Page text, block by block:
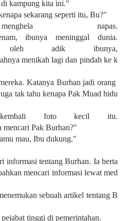
di kampung kita ini."
sekarang seperti itu, Bu?"
menghela napas.
,ibunyameninggal dunia.
oleh adik ibunya,
menikah lagi dan pindah ke k
.Katanya Burhanjadi orang
tak tahu kenapa Pak Muad hidu
kembali foto kecil itu.
mencari Pak Burhan?"
mau, Ibu dukung."
informasi tentangBurhan. Ia berta
mencari informasi lewatmed
sebuah artikel tentangB
pejabat tinggi di pemerintahan.